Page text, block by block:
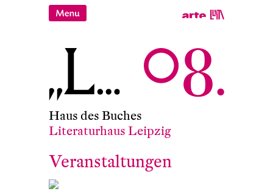
Haus des Buches
Literaturhaus Leipzig
Veranstaltungen